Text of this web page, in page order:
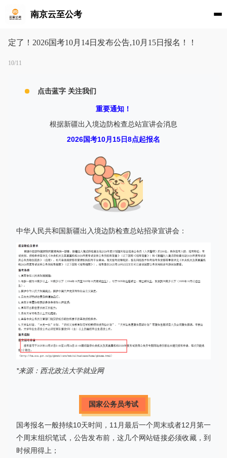
南京云至公考
定了！2026国考10月14日发布公告,10月15日报名！！
10/11
点击蓝字 关注我们
重要通知！
根据新疆出入境边防检查总站宣讲会消息
2026国考10月15日8点起报名
中华人民共和国新疆出入境边防检查总站招录宣讲会：
*来源：西北政法大学就业网
国家公务员考试
国考报名一般持续10天时间，11月最后一个周末或者12月第一
个周末组织笔试，公告发布前，这几个网站链接必须收藏，到
时候用得上；